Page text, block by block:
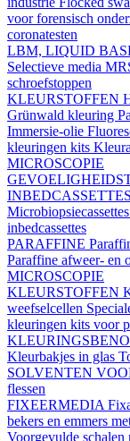
voor forensisch
coronatesten
LBM, LIQUID
Selectieve media
schroefstoppen
KLEURSTOFFEN
Grünwald kleuring
Immersie-olie
kleuringen kits
MICROSCOPIE
INBEDCASSETTES
Microbiopsiecassettes
inbedcassettes
PARAFFINE
Paraffine afweer- en
MICROSCOPIE
KLEURSTOFFEN
weefselcellen
kleuringen kits voor
Kleurbakjes in glas
SOLVENTEN
flessen
FIXEERMEDIA
bekers en emmers
Voorgevulde schalen